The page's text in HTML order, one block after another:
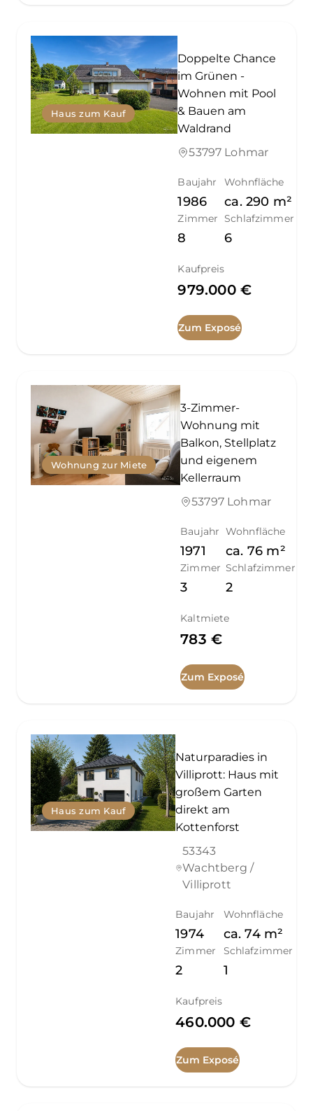
Haus zum Kauf
Doppelte Chance
im Grünen -
Wohnen mit Pool
& Bauen am
Waldrand
53797 Lohmar
Baujahr
1986
Wohnfläche
ca. 290 m²
Zimmer
8
Schlafzimmer
6
Kaufpreis
979.000 €
Zum Exposé
Wohnung zur Miete
3-Zimmer-
Wohnung mit
Balkon, Stellplatz
und eigenem
Kellerraum
53797 Lohmar
Baujahr
1971
Wohnfläche
ca. 76 m²
Zimmer
3
Schlafzimmer
2
Kaltmiete
783 €
Zum Exposé
Haus zum Kauf
Naturparadies in
Villiprott: Haus mit
großem Garten
direkt am
Kottenforst
53343
Wachtberg /
Villiprott
Baujahr
1974
Wohnfläche
ca. 74 m²
Zimmer
2
Schlafzimmer
1
Kaufpreis
460.000 €
Zum Exposé